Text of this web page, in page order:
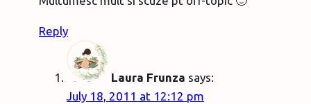
Reply
Laura Frunza says:
July 18, 2011 at 12:12 pm